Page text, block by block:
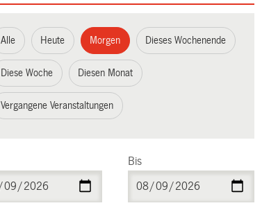
Alle Heute Morgen Dieses Wochenende
Diese Woche Diesen Monat
Vergangene Veranstaltungen
Bis